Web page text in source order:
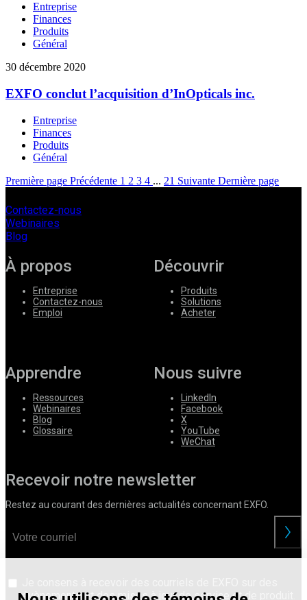
Entreprise
Finances
Produits
Général
30 décembre 2020
EXFO conclut l’acquisition d’InOpticals inc.
Entreprise
Finances
Produits
Général
Première page Précédente 1 2 3 4 ... 21 Suivante Dernière page
Contactez-nous
Webinaires
Blog
À propos
Entreprise
Contactez-nous
Emploi
Découvrir
Produits
Solutions
Acheter
Apprendre
Ressources
Webinaires
Blog
Glossaire
Nous suivre
LinkedIn
Facebook
X
YouTube
WeChat
Recevoir notre newsletter
Restez au courant des dernières actualités concernant EXFO.
évènements et des mises à jour de service et de produit.